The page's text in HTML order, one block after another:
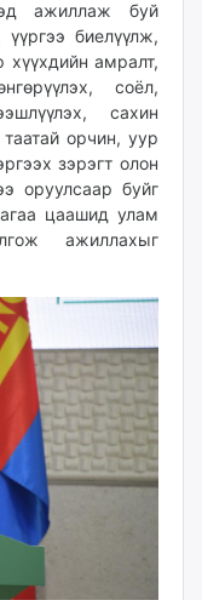
ажиллаж буй
биелүүлж,
хүүхдийн амралт,
соёл,
сахин
орчин, уур
зэрэгт олон
оруулсаар буйг
цаашид улам
ажиллахыг